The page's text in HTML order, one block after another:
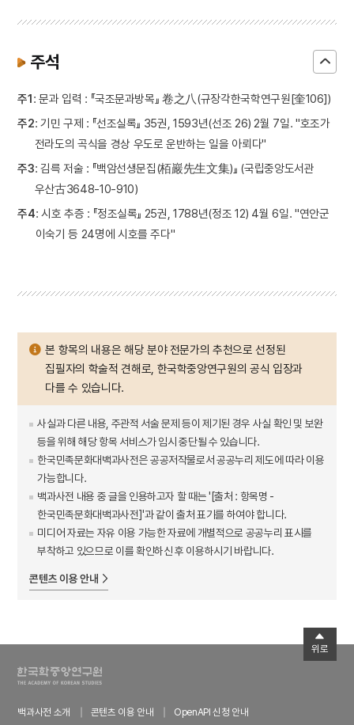
주석
주1: 문과 입력 : 『국조문과방목』 卷之八(규장각한국학연구원[奎106])
주2: 기민 구제 : 『선조실록』 35권, 1593년(선조 26) 2월 7일. "호조가
전라도의 곡식을 경상 우도로 운반하는 일을 아뢰다"
주3: 김륵 저술 : 『백암선생문집(栢巖先生文集)』 (국립중앙도서관
우산古3648-10-910)
주4: 시호 추증 : 『정조실록』 25권, 1788년(정조 12) 4월 6일. "연안군
이숙기 등 24명에 시호를 주다"
본 항목의 내용은 해당 분야 전문가의 추천으로 선정된
집필자의 학술적 견해로, 한국학중앙연구원의 공식 입장과
다를 수 있습니다.
사실과 다른 내용, 주관적 서술 문제 등이 제기된 경우 사실 확인 및 보완
등을 위해 해당 항목 서비스가 임시 중단될 수 있습니다.
한국민족문화대백과사전은 공공저작물로서 공공누리 제도에 따라 이용
가능합니다.
백과사전 내용 중 글을 인용하고자 할 때는 '[출처 : 항목명 -
한국민족문화대백과사전]'과 같이 출처 표기를 하여야 합니다.
미디어 자료는 자유 이용 가능한 자료에 개별적으로 공공누리 표시를
부착하고 있으므로 이를 확인하신 후 이용하시기 바랍니다.
콘텐츠 이용 안내
백과사전 소개 콘텐츠 이용 안내 OpenAPI 신청 안내
위로